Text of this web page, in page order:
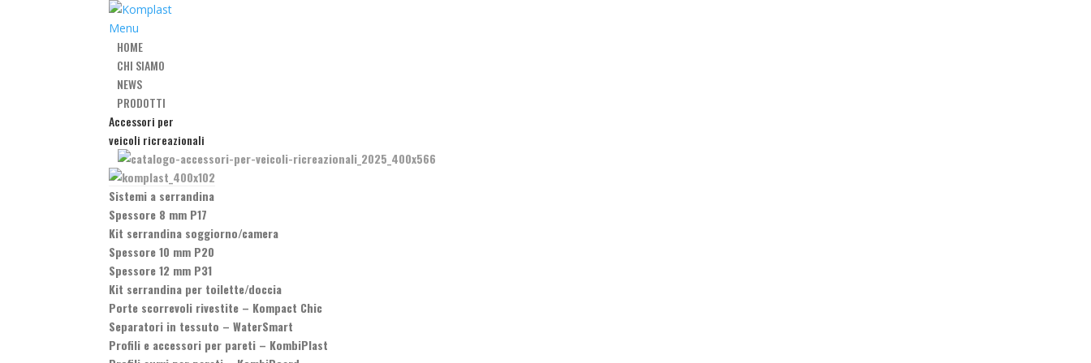
Menu
HOME
CHI SIAMO
NEWS
PRODOTTI
Accessori per
veicoli ricreazionali
Sistemi a serrandina
Spessore 8 mm P17
Kit serrandina soggiorno/camera
Spessore 10 mm P20
Spessore 12 mm P31
Kit serrandina per toilette/doccia
Porte scorrevoli rivestite – Kompact Chic
Separatori in tessuto –WaterSmart
Profili e accessori per pareti – KombiPlast